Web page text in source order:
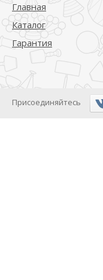
Главная
Каталог
Гарантия
Присоединяйтесь